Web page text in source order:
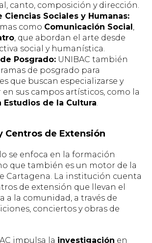
canto, composición y dirección.
Ciencias Sociales y Humanas:
como Comunicación Social ,
, que abordan el arte desde
social y humanística.
Posgrado: UNIBAC también
de posgrado para
que buscan especializarse y
sus campos artísticos, como la
Estudios de la Cultura.
Centros de Extensión
se enfoca en la formación
que también es un motor de la
Cartagena. La institución cuenta
de extensión que llevan el
a la comunidad, a través de
conciertos y obras de
impulsa la investigación en